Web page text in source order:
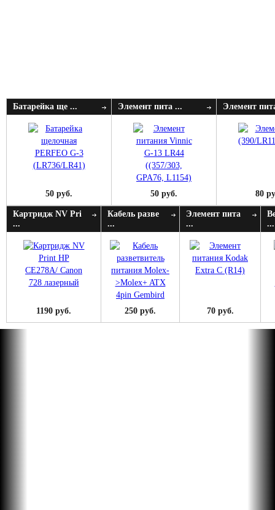
Батарейка ще ...
50 руб.
Элемент пита ...
50 руб.
Элемент
80
Картридж NV Pri
...
1190 руб.
Кабель разве
...
250 руб.
Элемент пита
...
70 руб.
...